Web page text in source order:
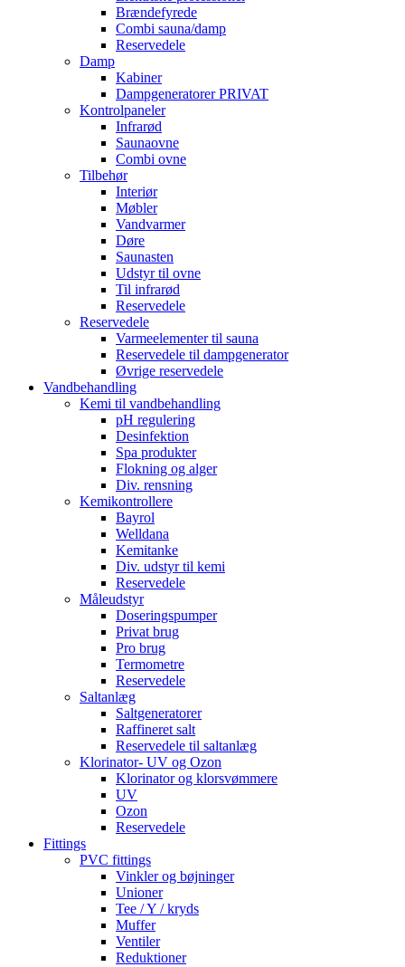
Brændefyrede
Combi sauna/damp
Reservedele
Damp
Kabiner
Dampgeneratorer PRIVAT
Kontrolpaneler
Infrarød
Saunaovne
Combi ovne
Tilbehør
Interiør
Møbler
Vandvarmer
Døre
Saunasten
Udstyr til ovne
Til infrarød
Reservedele
Reservedele
Varmeelementer til sauna
Reservedele til dampgenerator
Øvrige reservedele
Vandbehandling
Kemi til vandbehandling
pH regulering
Desinfektion
Spa produkter
Flokning og alger
Div. rensning
Kemikontrollere
Bayrol
Welldana
Kemitanke
Div. udstyr til kemi
Reservedele
Måleudstyr
Doseringspumper
Privat brug
Pro brug
Termometre
Reservedele
Saltanlæg
Saltgeneratorer
Raffineret salt
Reservedele til saltanlæg
Klorinator- UV og Ozon
Klorinator og klorsvømmere
UV
Ozon
Reservedele
Fittings
PVC fittings
Vinkler og bøjninger
Unioner
Tee / Y / kryds
Muffer
Ventiler
Reduktioner